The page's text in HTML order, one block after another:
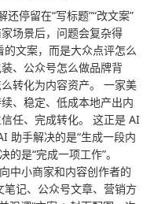
停留在“写标题”“改文案”
场景后，问题会复杂得
文案，而是大众点评怎么
、公众号怎么做品牌背
转化为内容资产。 一家美
、稳定、低成本地产出内
任、完成转化。 这正是 AI
助手解决的是“生成一段内
是“完成一项工作”。
中小商家和内容创作者的
记、公众号文章、营销方